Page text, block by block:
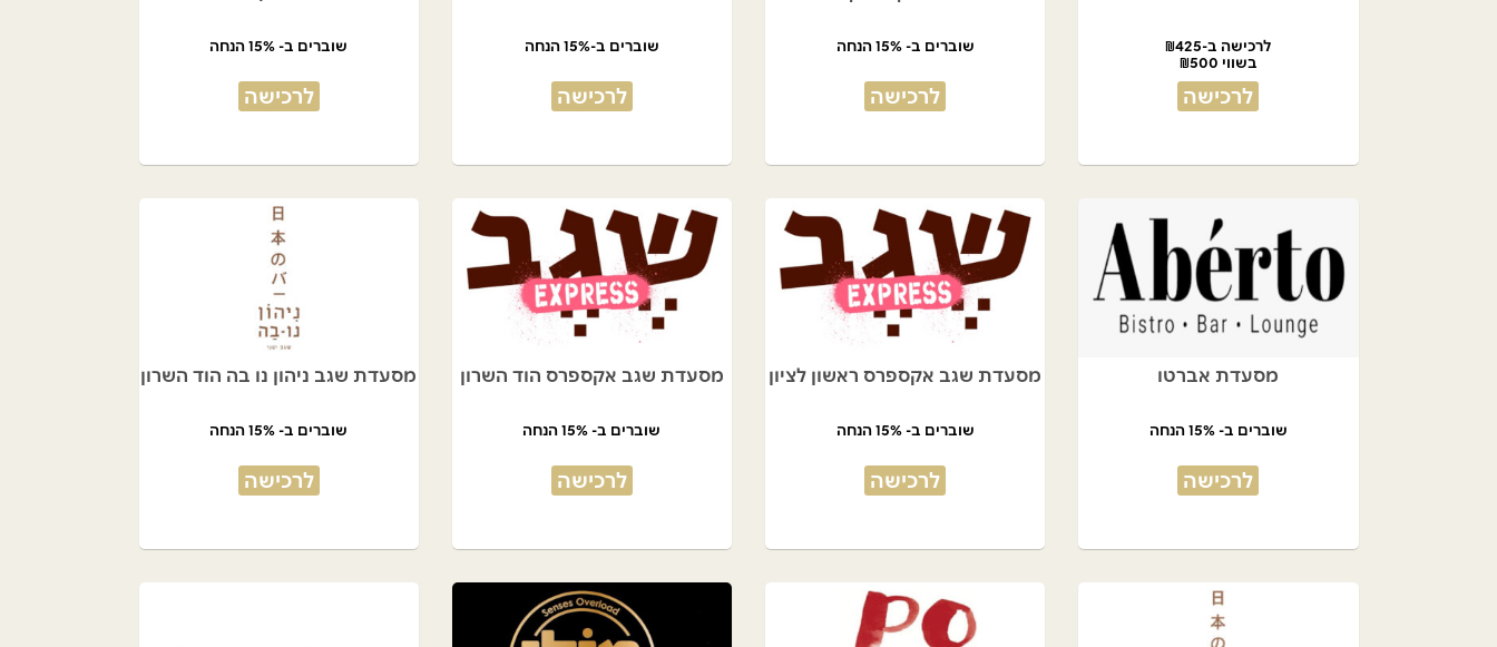
לרכישה ב-₪425
בשווי ₪500
לרכישה
שוברים ב- 15% הנחה
לרכישה
שוברים ב-15% הנחה
לרכישה
שוברים ב- 15% הנחה
לרכישה
מסעדת אברטו
שוברים ב- 15% הנחה
לרכישה
מסעדת שגב אקספרס ראשון לציון
שוברים ב- 15% הנחה
לרכישה
מסעדת שגב אקספרס הוד השרון
שוברים ב- 15% הנחה
לרכישה
מסעדת שגב ניהון נו בה הוד השרון
שוברים ב- 15% הנחה
לרכישה